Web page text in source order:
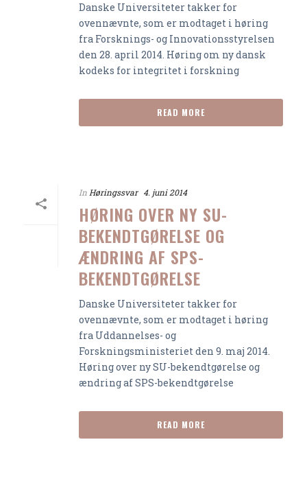
Danske Universiteter takker for
ovennævnte, som er modtaget i høring
fra Forsknings- og Innovationsstyrelsen
den 28. april 2014. Høring om ny dansk
kodeks for integritet i forskning
READ MORE
In Høringssvar 4. juni 2014
HØRING OVER NY SU-
BEKENDTGØRELSE OG
ÆNDRING AF SPS-
BEKENDTGØRELSE
Danske Universiteter takker for
ovennævnte, som er modtaget i høring
fra Uddannelses- og
Forskningsministeriet den 9. maj 2014.
Høring over ny SU-bekendtgørelse og
ændring af SPS-bekendtgørelse
READ MORE